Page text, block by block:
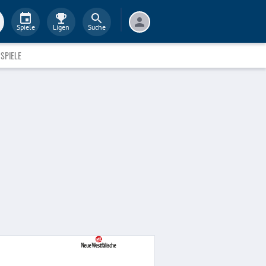
Spiele Ligen Suche
SPIELE